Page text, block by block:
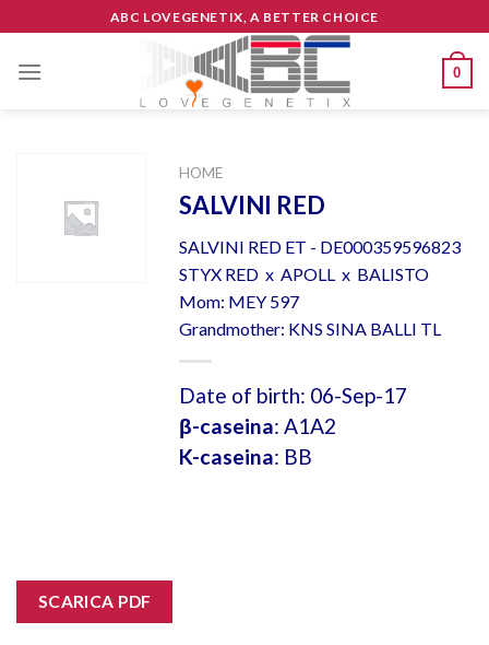
to
content
ABC LOVEGENETIX, A BETTER CHOICE
0
HOME
SALVINI RED
SALVINI RED ET - DE000359596823
STYX RED x APOLL x BALISTO
Mom: MEY 597
Grandmother: KNS SINA BALLI TL
Date of birth: 06-Sep-17
β-caseina: A1A2
K-caseina: BB
SCARICA PDF